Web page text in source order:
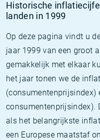
Historische
landen in 1999
Op deze pagina vindt u
jaar 1999 van een groot
gemakkelijk met elkaar
het jaar tonen we de
(consumentenprijsindex)
consumentenprijsindex).
als het belangrijkste
een Europese maatstaf